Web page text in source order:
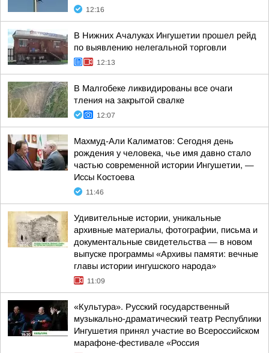
12:16
В Нижних Ачалуках Ингушетии прошел рейд
по выявлению нелегальной торговли
12:13
В Малгобеке ликвидированы все очаги
тления на закрытой свалке
12:07
Махмуд-Али Калиматов: Сегодня день
рождения у человека, чье имя давно стало
частью современной истории Ингушетии, —
Иссы Костоева
11:46
Удивительные истории, уникальные
архивные материалы, фотографии, письма и
документальные свидетельства — в новом
выпуске программы «Архивы памяти: вечные
главы истории ингушского народа»
11:09
«Культура». Русский государственный
музыкально-драматический театр Республики
Ингушетия принял участие во Всероссийском
марафоне-фестивале «Россия